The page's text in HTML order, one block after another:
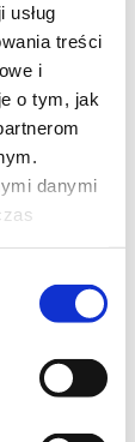
treści
i
o tym, jak
danymi
jest sam i
ratunku,